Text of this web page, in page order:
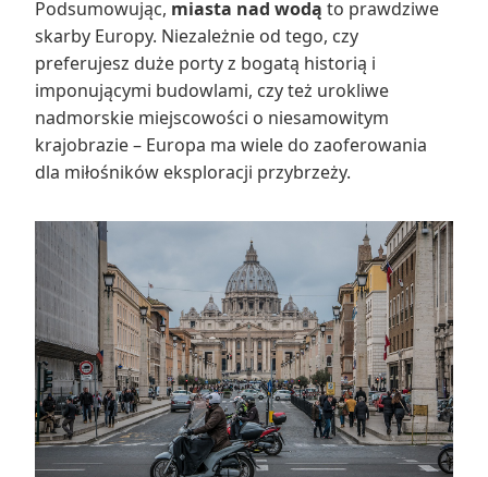
Podsumowując, miasta nad wodą to prawdziwe
skarby Europy. Niezależnie od tego, czy
preferujesz duże porty z bogatą historią i
imponującymi budowlami, czy też urokliwe
nadmorskie miejscowości o niesamowitym
krajobrazie – Europa ma wiele do zaoferowania
dla miłośników eksploracji przybrzeży.